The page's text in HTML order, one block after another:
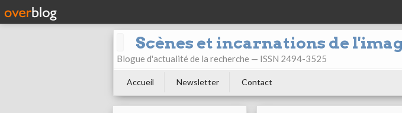
Scènes et incarnations de
Blogue d'actualité de la recherche — ISSN 2494-3525
Accueil Newsletter Contact